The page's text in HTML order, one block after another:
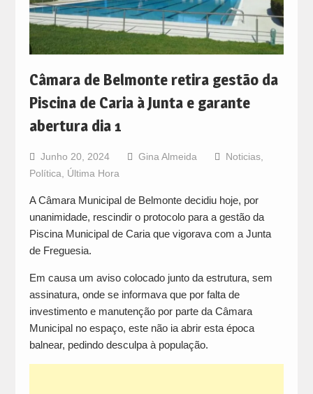
Câmara de Belmonte retira gestão da
Piscina de Caria à Junta e garante
abertura dia 1
Junho 20, 2024 Gina Almeida Noticias,
Política
Última Hora
A Câmara Municipal de Belmonte decidiu hoje, por
unanimidade, rescindir o protocolo para a gestão da
Piscina Municipal de Caria que vigorava com a Junta
de Freguesia.
Em causa um aviso colocado junto da estrutura, sem
assinatura, onde se informava que por falta de
investimento e manutenção por parte da Câmara
Municipal no espaço, este não ia abrir esta época
balnear, pedindo desculpa à população.